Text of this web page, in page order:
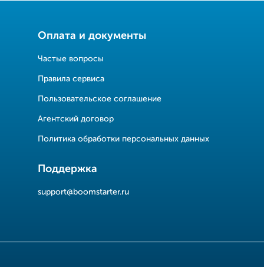
Оплата и документы
Частые вопросы
Правила сервиса
Пользовательское соглашение
Агентский договор
Политика обработки персональных данных
Поддержка
support@boomstarter.ru